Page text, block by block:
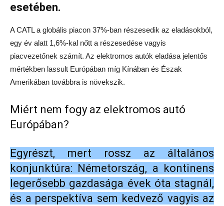
esetében.
A CATL a globális piacon 37%-ban részesedik az eladásokból,
egy év alatt 1,6%-kal nőtt a részesedése vagyis
piacvezetőnek számít. Az elektromos autók eladása jelentős
mértékben lassult Európában míg Kínában és Észak
Amerikában továbbra is növekszik.
Miért nem fogy az elektromos autó
Európában?
Egyrészt, mert rossz az általános
konjunktúra: Németország, a kontinens
legerősebb gazdasága évek óta stagnál,
és a perspektíva sem kedvező vagyis az